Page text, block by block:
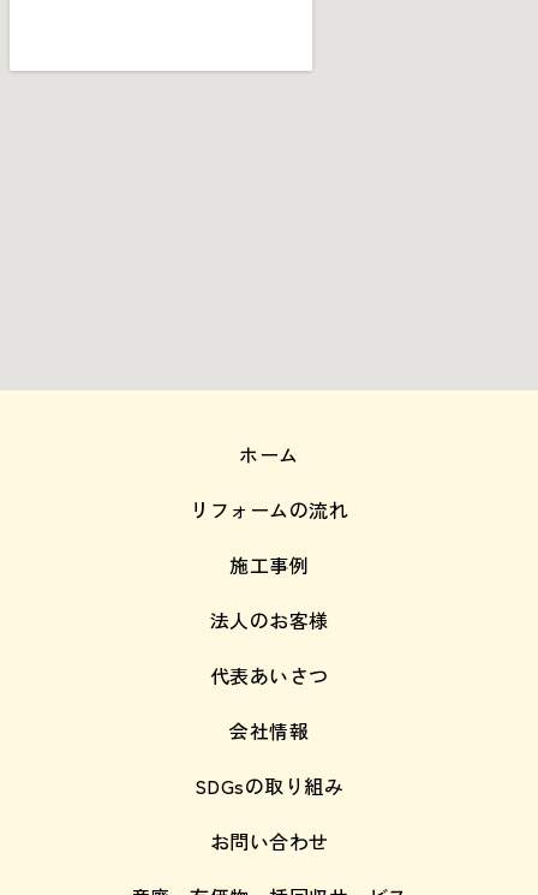
ホーム
リフォームの流れ
施工事例
法人のお客様
代表あいさつ
会社情報
SDGsの取り組み
お問い合わせ